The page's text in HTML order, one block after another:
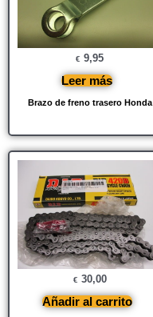
Brazo de freno trasero Honda
€ 9,95
Leer más
€ 30,00
Añadir al carrito